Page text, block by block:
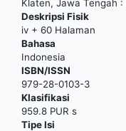
Klaten, Jawa Tengah :
Deskripsi Fisik
iv + 60 Halaman
Bahasa
Indonesia
ISBN/ISSN
979-28-0103-3
Klasifikasi
959.8 PUR s
Tipe Isi